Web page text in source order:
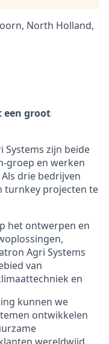
North Holland,
een groot
Systems zijn beide
groep en werken
drie bedrijven
turnkey projecten te
het ontwerpen en
Agri Systems
van
en
kunnen we
ontwikkelen